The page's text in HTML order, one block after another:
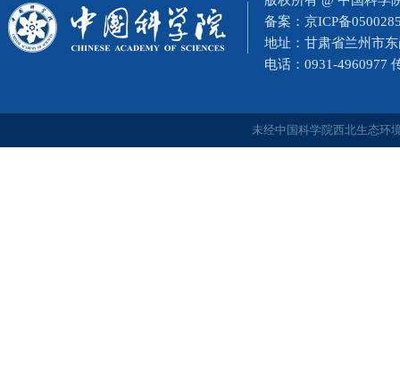
备案： 京ICP备
地址：甘肃省兰州市
电话：0931-4960977
未经中国科学院西北生态环